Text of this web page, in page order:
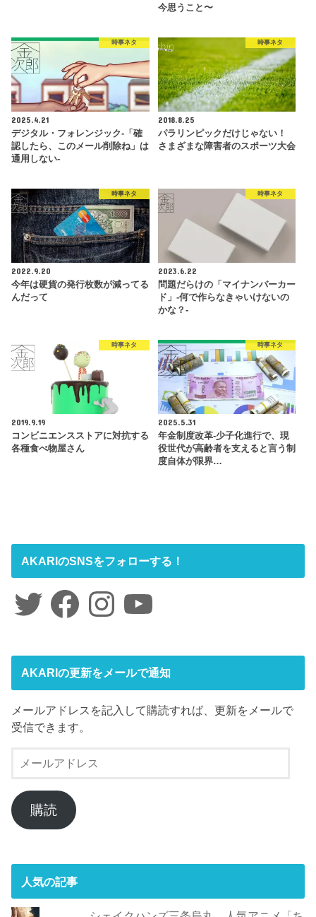
今思うこと〜
時事ネタ
2025.4.21
デジタル・フォレンジック-「確
認したら、このメール削除ね」は
通用しない-
時事ネタ
2018.8.25
パラリンピックだけじゃない！
さまざまな障害者のスポーツ大会
時事ネタ
2022.9.20
今年は硬貨の発行枚数が減ってる
んだって
時事ネタ
2023.6.22
問題だらけの「マイナンバーカー
ド」-何で作らなきゃいけないの
かな？-
時事ネタ
2019.9.19
コンビニエンスストアに対抗する
各種食べ物屋さん
時事ネタ
2025.5.31
年金制度改革-少子化進行で、現
役世代が高齢者を支えると言う制
度自体が限界…
AKARIのSNSをフォローする！
Twitter FacebookInstagramYouTube
AKARIの更新をメールで通知
メールアドレスを記入して購読すれば、更新をメールで
受信できます。
ー
ル
ア
ド
購読
人気の記事